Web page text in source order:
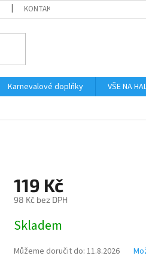
KONTAKTY
Karnevalové doplňky VŠE NA
119 Kč
98 Kč bez DPH
cena:
Skladem
Můžeme doručit do: 11.8.2026